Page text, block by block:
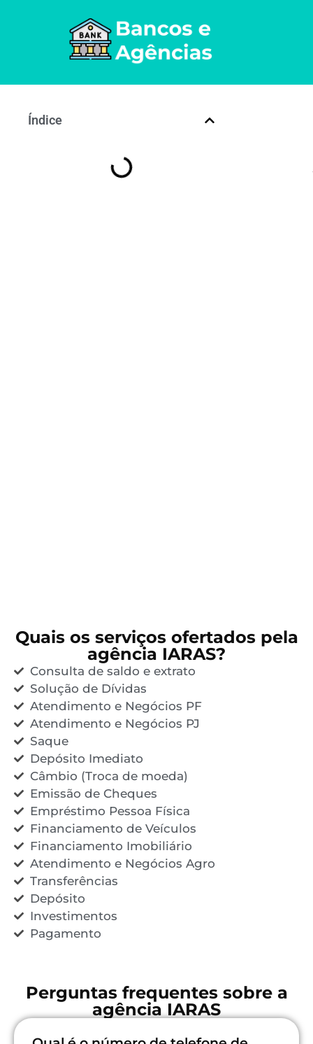
Índice
Quais os serviços ofertados pela
agência IARAS?
Consulta de saldo e extrato
Solução de Dívidas
Atendimento e Negócios PF
Atendimento e Negócios PJ
Saque
Depósito Imediato
Câmbio (Troca de moeda)
Emissão de Cheques
Empréstimo Pessoa Física
Financiamento de Veículos
Financiamento Imobiliário
Atendimento e Negócios Agro
Transferências
Depósito
Investimentos
Pagamento
Perguntas frequentes sobre a
agência IARAS